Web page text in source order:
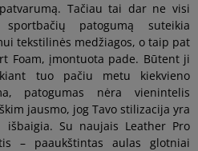
Tačiau tai dar ne visi
patogumą suteikia
tekstilinės medžiagos, o taip pat
Foam, įmontuota pade. Būtent ji
tuo pačiu metu kiekvieno
patogumas nėra vienintelis
jausmo, jog Tavo stilizacija yra
Su naujais Leather Pro
– paaukštintas aulas glotniai